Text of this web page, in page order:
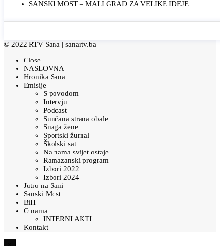
SANSKI MOST – MALI GRAD ZA VELIKE IDEJE
© 2022 RTV Sana | sanartv.ba
Close
NASLOVNA
Hronika Sana
Emisije
S povodom
Intervju
Podcast
Sunčana strana obale
Snaga žene
Sportski žurnal
Školski sat
Na nama svijet ostaje
Ramazanski program
Izbori 2022
Izbori 2024
Jutro na Sani
Sanski Most
BiH
O nama
INTERNI AKTI
Kontakt